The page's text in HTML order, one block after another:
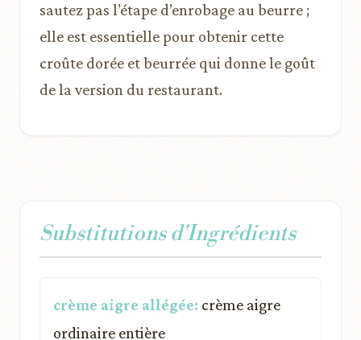
sautez pas l’étape d’enrobage au beurre ;
elle est essentielle pour obtenir cette
croûte dorée et beurrée qui donne le goût
de la version du restaurant.
Substitutions d'Ingrédients
crème aigre allégée: crème aigre
ordinaire entière